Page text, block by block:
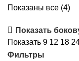
Показаны все (4)
Показать
Показать 9 12 18
Фильтры